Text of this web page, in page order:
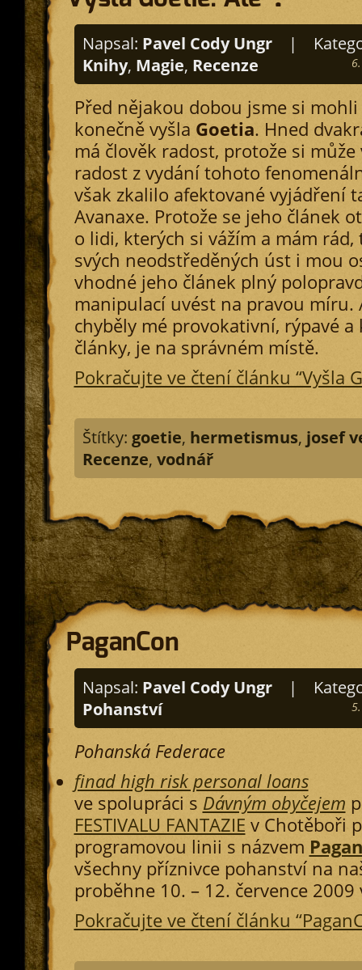
Napsal: Pavel Cody Ungr |
Knihy, Magie, Recenze
Před nějakou dobou jsme si
konečně vyšla Goetia. Hned
má člověk radost, protože si
radost z vydání tohoto
však zkalilo afektované vyjádření
Avanaxe. Protože se jeho článek
o lidi, kterých si vážím a mám rád,
svých neodstředěných úst i mou
vhodné jeho článek plný
manipulací uvést na pravou míru.
chyběly mé provokativní, rýpavé
články, je na správném místě.
Pokračujte ve čtení článku “Vyšla
Štítky: goetie, hermetismus, josef
Recenze, vodnář
PaganCon
Napsal: Pavel Cody Ungr |
Pohanství
Pohanská Federace
finad high risk personal loans
ve spolupráci s Dávným obyčejem
FESTIVALU FANTAZIE v Chotěboři
programovou linii s názvem
všechny příznivce pohanství na
proběhne 10. – 12. července
Pokračujte ve čtení článku